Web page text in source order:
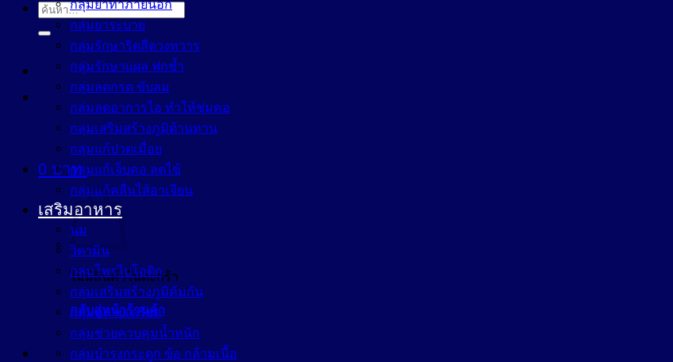
ค้นหา:
0 บาท
ไม่มีสินค้าในตะกร้า
กลับสู่หน้าร้านค้า
กลุ่มยาทาภายนอก
กลุ่มยาระบาย
กลุ่มรักษาริดสีดวงทวาร
กลุ่มรักษาแผล ฟกช้ำ
กลุ่มลดกรด ขับลม
กลุ่มลดอาการไอ ทำให้ชุ่มคอ
กลุ่มเสริมสร้างภูมิต้านทาน
กลุ่มแก้ปวดเมื่อย
กลุ่มแก้เจ็บคอ ลดไข้
กลุ่มแก้คลื่นไส้อาเจียน
เสริมอาหาร
นม
วิตามิน
กลุ่มโพรไบโอติก
กลุ่มเสริมสร้างภูมิคุ้มกัน
กลุ่มคลายเครียด
กลุ่มช่วยควบคุมน้ำหนัก
กลุ่มบำรุงกระดูก ข้อ กล้ามเนื้อ